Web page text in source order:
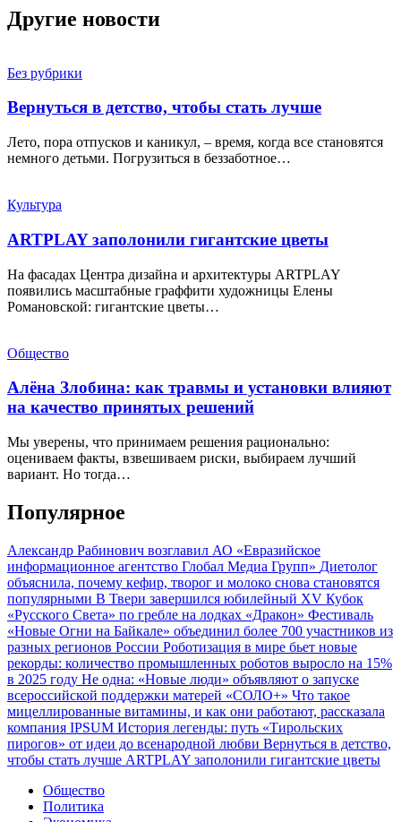
Другие новости
Без рубрики
Вернуться в детство, чтобы стать лучше
Лето, пора отпусков и каникул, – время, когда все становятся
немного детьми. Погрузиться в беззаботное…
Культура
ARTPLAY заполонили гигантские цветы
На фасадах Центра дизайна и архитектуры ARTPLAY
появились масштабные граффити художницы Елены
Романовской: гигантские цветы…
Общество
Алёна Злобина: как травмы и установки влияют
на качество принятых решений
Мы уверены, что принимаем решения рационально:
оцениваем факты, взвешиваем риски, выбираем лучший
вариант. Но тогда…
Популярное
Александр Рабинович возглавил АО «Евразийское
информационное агентство Глобал Медиа Групп» Диетолог
объяснила, почему кефир, творог и молоко снова становятся
популярными В Твери завершился юбилейный XV Кубок
«Русского Света» по гребле на лодках «Дракон» Фестиваль
«Новые Огни на Байкале» объединил более 700 участников из
разных регионов России Роботизация в мире бьет новые
рекорды: количество промышленных роботов выросло на 15%
в 2025 году Не одна: «Новые люди» объявляют о запуске
всероссийской поддержки матерей «СОЛО+» Что такое
мицеллированные витамины, и как они работают, рассказала
компания IPSUM История легенды: путь «Тирольских
пирогов» от идеи до всенародной любви Вернуться в детство,
чтобы стать лучше ARTPLAY заполонили гигантские цветы
Общество
Политика